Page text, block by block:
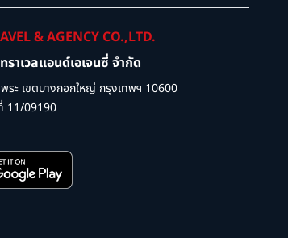
& AGENCY CO.,LTD.
าเวลแอนด์เอเจนซี่ จำกัด
ะ เขตบางกอกใหญ่ กรุงเทพฯ 10600
11/09190